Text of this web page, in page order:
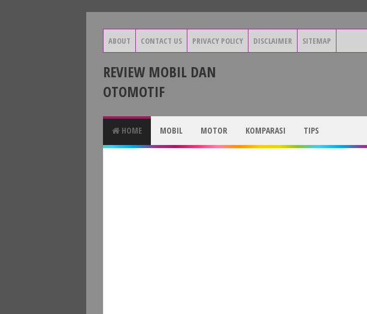
ABOUT CONTACT US PRIVACY POLICY DISCLAIMER SITEMAP
REVIEW MOBIL DAN
OTOMOTIF
HOME MOBIL MOTOR KOMPARASI TIPS